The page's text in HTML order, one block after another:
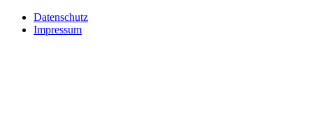
Datenschutz
Impressum